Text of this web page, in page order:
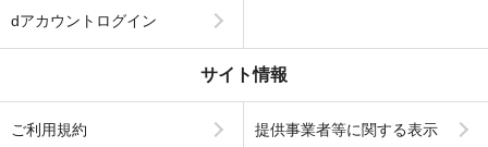
dアカウントログイン
サイト情報
ご利用規約 提供事業者等に関する表示